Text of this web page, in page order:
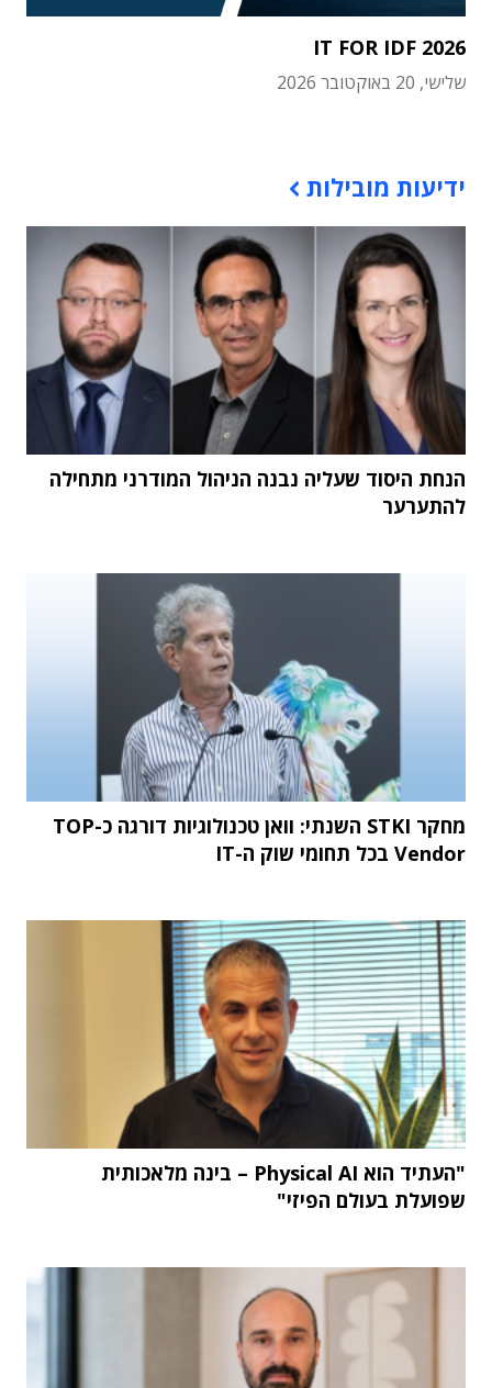
IT FOR IDF 2026
שלישי, 20 באוקטובר 2026
ידיעות מובילות
הנחת היסוד שעליה נבנה הניהול המודרני מתחילה
להתערער
מחקר STKI השנתי: וואן טכנולוגיות דורגה כ-TOP
Vendor בכל תחומי שוק ה-IT
"העתיד הוא Physical AI – בינה מלאכותית
שפועלת בעולם הפיזי"